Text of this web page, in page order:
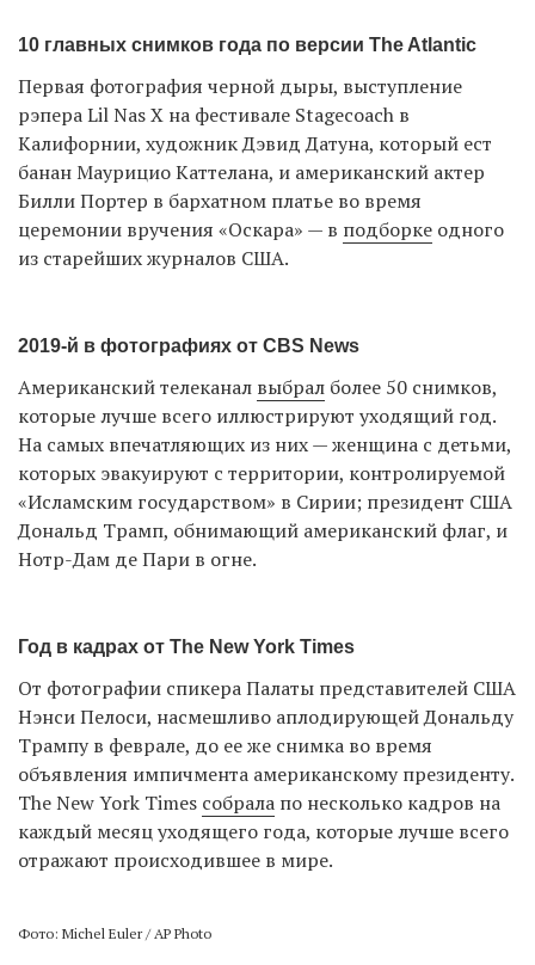
10 главных снимков года по версии The Atlantic
Первая фотография черной дыры, выступление
рэпера Lil Nas X на фестивале Stagecoach в
Калифорнии, художник Дэвид Датуна, который ест
банан Маурицио Каттелана, и американский актер
Билли Портер в бархатном платье во время
церемонии вручения «Оскара» — в подборке одного
из старейших журналов США.
2019-й в фотографиях от CBS News
Американский телеканал выбрал более 50 снимков,
которые лучше всего иллюстрируют уходящий год.
На самых впечатляющих из них — женщина с детьми,
которых эвакуируют с территории, контролируемой
«Исламским государством» в Сирии; президент США
Дональд Трамп, обнимающий американский флаг, и
Нотр-Дам де Пари в огне.
Год в кадрах от The New York Times
От фотографии спикера Палаты представителей США
Нэнси Пелоси, насмешливо аплодирующей Дональду
Трампу в феврале, до ее же снимка во время
объявления импичмента американскому президенту.
The New York Times собрала по несколько кадров на
каждый месяц уходящего года, которые лучше всего
отражают происходившее в мире.
Фото: Michel Euler / AP Photo